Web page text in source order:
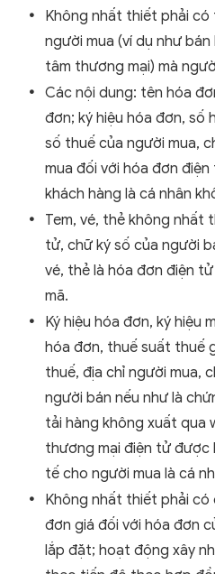
Không nhất thiết phải có
người mua (ví dụ như
tâm thương mại) mà
Các nội dung: tên hóa
đơn; ký hiệu hóa đơn, số
số thuế của người mua,
mua đối với hóa đơn
khách hàng là cá nhân
Tem, vé, thẻ không nhất
tử, chữ ký số của người
vé, thẻ là hóa đơn điện
mã.
Ký hiệu hóa đơn, ký hiệu
hóa đơn, thuế suất thuế
thuế, địa chỉ người mua,
người bán nếu như là
tải hàng không xuất qua
thương mại điện tử
tế cho người mua là cá
Không nhất thiết phải có
đơn giá đối với hóa đơn
lắp đặt; hoạt động xây